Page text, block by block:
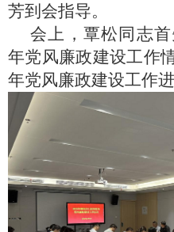
芳到会指导。
会上，覃松同志
年党风廉政建设工作
年党风廉政建设工作进